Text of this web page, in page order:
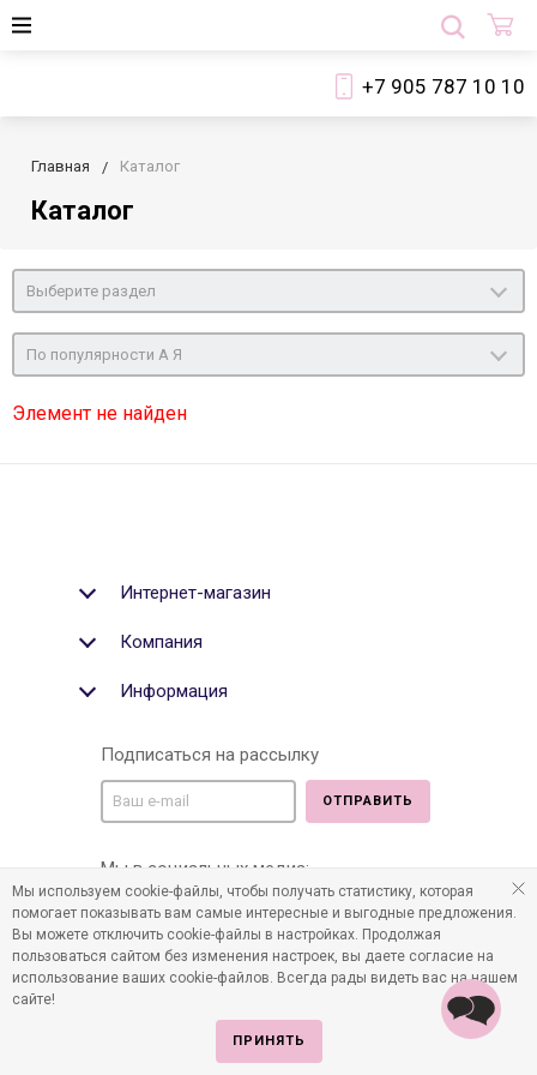
+7 905 787 10 10
Главная Каталог
Каталог
Выберите раздел
По популярности А Я
Элемент не найден
Интернет-магазин
Компания
Информация
Подписаться на рассылку
ОТПРАВИТЬ
Мы в социальных медиа:
©2011-2026 Все права защищены. Интернет-магазин
Мы используем cookie-файлы, чтобы получать статистику, которая
помогает показывать вам самые интересные и выгодные предложения.
Вы можете отключить cookie-файлы в настройках. Продолжая
пользоваться сайтом без изменения настроек, вы даете согласие на
использование ваших cookie-файлов. Всегда рады видеть вас на нашем
сайте!
ПРИНЯТЬ